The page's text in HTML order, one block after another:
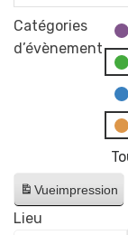
Catégories
d’évènement
Vueimpression
Lieu